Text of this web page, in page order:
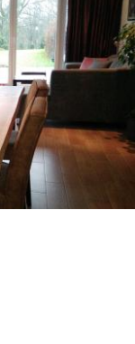
KV 822
09/26 1 chambre à
de 2 personnes,
meublée et toute
vert et tranquille,
des grands axes...